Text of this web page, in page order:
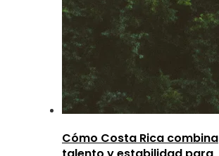
Cómo Costa Rica combina